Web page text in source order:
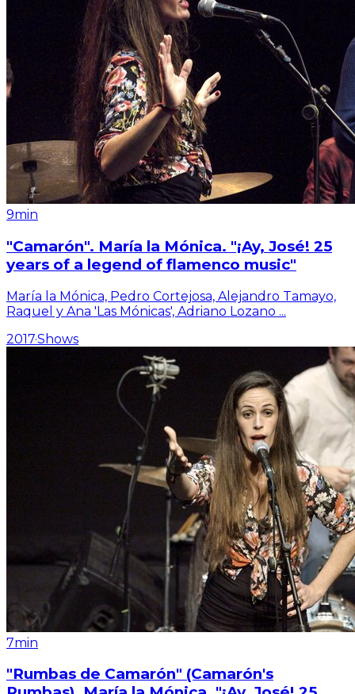
9min
"Camarón". María la Mónica. "¡Ay, José! 25
years of a legend of flamenco music"
María la Mónica, Pedro Cortejosa, Alejandro Tamayo,
Raquel y Ana 'Las Mónicas', Adriano Lozano ...
2017·Shows
7min
"Rumbas de Camarón" (Camarón's